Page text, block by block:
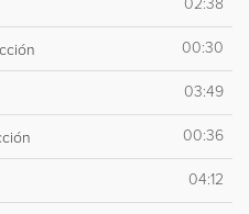
00:30
03:49
00:36
04:12